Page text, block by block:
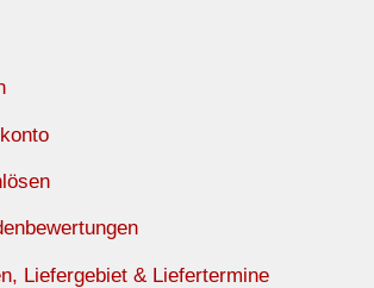
Liefergebiet & Liefertermine